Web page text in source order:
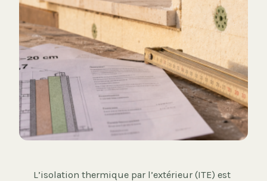
L’isolation thermique par l’extérieur (ITE) est